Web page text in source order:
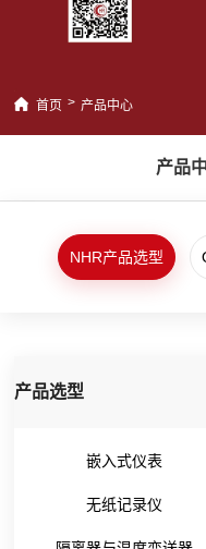
首页 > 产品中心
产品
NHR产品选型
产品选型
嵌入式仪表
无纸记录仪